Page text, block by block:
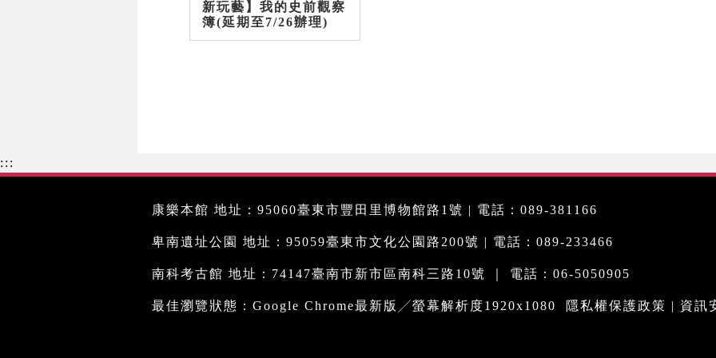
新玩藝】我的史前觀察
簿(延期至7/26辦理)
:::
康樂本館 地址：95060臺東市豐田里博物館路1號 | 電話：089-381166
卑南遺址公園 地址：95059臺東市文化公園路200號 | 電話：089-233466
南科考古館 地址：74147臺南市新市區南科三路10號 ｜ 電話：06-5050905
最佳瀏覽狀態：Google Chrome最新版╱螢幕解析度1920x1080 隱私權保護政策 | 資訊